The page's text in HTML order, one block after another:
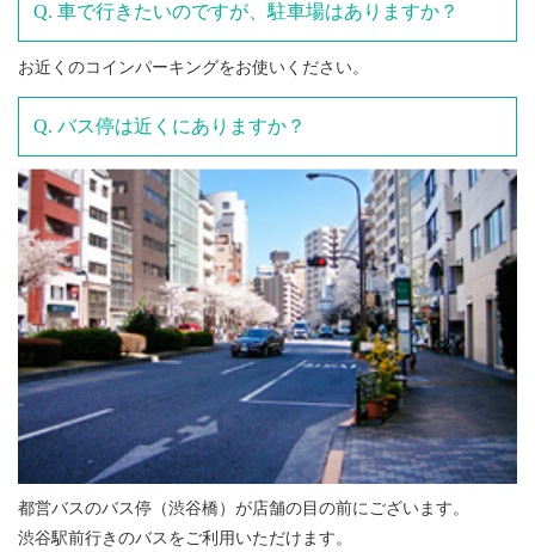
車で行きたいのですが、駐車場はありますか？
お近くのコインパーキングをお使いください。
バス停は近くにありますか？
都営バスのバス停（渋谷橋）が店舗の目の前にございます。
渋谷駅前行きのバスをご利用いただけます。